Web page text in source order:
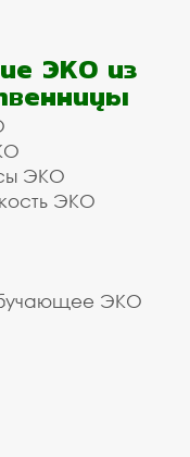
ЭКО из
ЭКО
ЭКО
ЭКО